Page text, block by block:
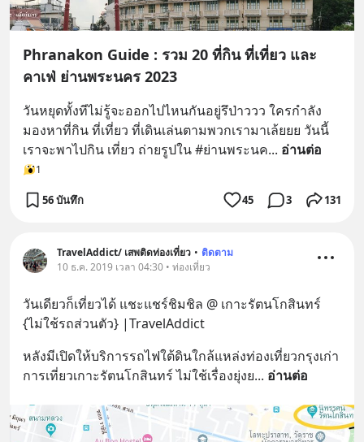
Phranakon Guide : รวม 20 ที่กิน ที่เที่ยว และ
คาเฟ่ ย่านพระนคร 2023
วันหยุดทั้งทีไม่รู้จะออกไปไหนกันอยู่รึป่าววว ใครกำลัง
มองหาที่กิน ที่เที่ยว ที่เดินเล่นตามพวกเรามาเล้ยยย วันนี้
เราจะพาไปกิน เที่ยว ถ่ายรูปใน #ย่านพระนค... อ่านต่อ
1
56 บันทึก 45 3 131
TravelAddict/ เสพติดท่องเที่ยว • ติดตาม
10 ธ.ค. 2019 เวลา 04:30 • ท่องเที่ยว
วันเดียวก็เที่ยวได้ แชะแชร์ชิมชิล @ เกาะรัตนโกสินทร์
{ไม่ใช้รถส่วนตัว} |TravelAddict
หลังมีเปิดให้บริการรถไฟใต้ดินใกล้แหล่งท่องเที่ยวกรุงเก่า
การเที่ยวเกาะรัตนโกสินทร์ ไม่ใช้เรื่องยุ่งย... อ่านต่อ